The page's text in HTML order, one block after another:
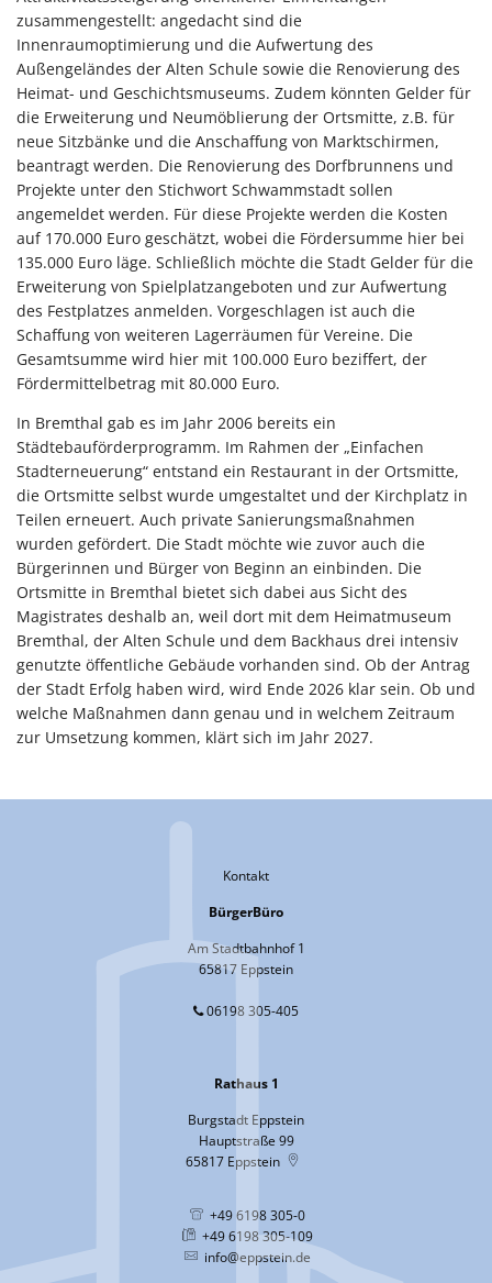
zusammengestellt: angedacht sind die
Innenraumoptimierung und die Aufwertung des
Außengeländes der Alten Schule sowie die Renovierung des
Heimat- und Geschichtsmuseums. Zudem könnten Gelder für
die Erweiterung und Neumöblierung der Ortsmitte, z.B. für
neue Sitzbänke und die Anschaffung von Marktschirmen,
beantragt werden. Die Renovierung des Dorfbrunnens und
Projekte unter den Stichwort Schwammstadt sollen
angemeldet werden. Für diese Projekte werden die Kosten
auf 170.000 Euro geschätzt, wobei die Fördersumme hier bei
135.000 Euro läge. Schließlich möchte die Stadt Gelder für die
Erweiterung von Spielplatzangeboten und zur Aufwertung
des Festplatzes anmelden. Vorgeschlagen ist auch die
Schaffung von weiteren Lagerräumen für Vereine. Die
Gesamtsumme wird hier mit 100.000 Euro beziffert, der
Fördermittelbetrag mit 80.000 Euro.
In Bremthal gab es im Jahr 2006 bereits ein
Städtebauförderprogramm. Im Rahmen der „Einfachen
Stadterneuerung“ entstand ein Restaurant in der Ortsmitte,
die Ortsmitte selbst wurde umgestaltet und der Kirchplatz in
Teilen erneuert. Auch private Sanierungsmaßnahmen
wurden gefördert. Die Stadt möchte wie zuvor auch die
Bürgerinnen und Bürger von Beginn an einbinden. Die
Ortsmitte in Bremthal bietet sich dabei aus Sicht des
Magistrates deshalb an, weil dort mit dem Heimatmuseum
Bremthal, der Alten Schule und dem Backhaus drei intensiv
genutzte öffentliche Gebäude vorhanden sind. Ob der Antrag
der Stadt Erfolg haben wird, wird Ende 2026 klar sein. Ob und
welche Maßnahmen dann genau und in welchem Zeitraum
zur Umsetzung kommen, klärt sich im Jahr 2027.
Kontakt
BürgerBüro
Am Stadtbahnhof 1
65817 Eppstein
06198 305-405
Rathaus 1
Burgstadt Eppstein
Hauptstraße 99
65817 Eppstein
+49 6198 305-0
+49 6198 305-109
info@eppstein.de